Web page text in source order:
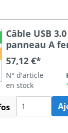
Câble USB
panneau A
(capuchon
intern) vers A
57,12 €*
N° d'article
en stock